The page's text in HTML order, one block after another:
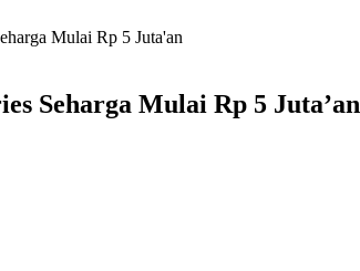
Mulai Rp 5 Juta'an
Seharga Mulai Rp 5 Juta’an